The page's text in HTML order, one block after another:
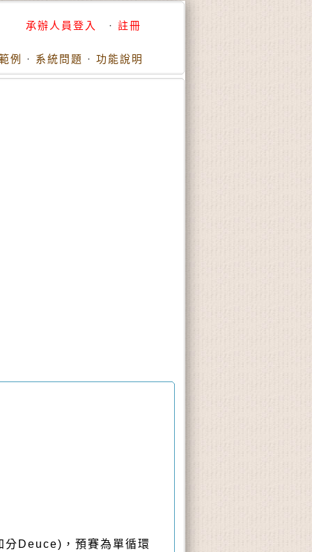
承辦人員登入 · 註冊
例 · 系統問題 · 功能說明
分Deuce)，預賽為單循環